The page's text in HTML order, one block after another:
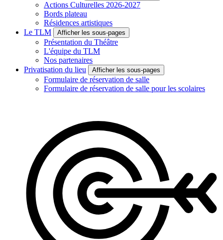
Actions Culturelles 2026-2027
Bords plateau
Résidences artistiques
Le TLM
Afficher les sous-pages
Présentation du Théâtre
L'équipe du TLM
Nos partenaires
Privatisation du lieu
Afficher les sous-pages
Formulaire de réservation de salle
Formulaire de réservation de salle pour les scolaires